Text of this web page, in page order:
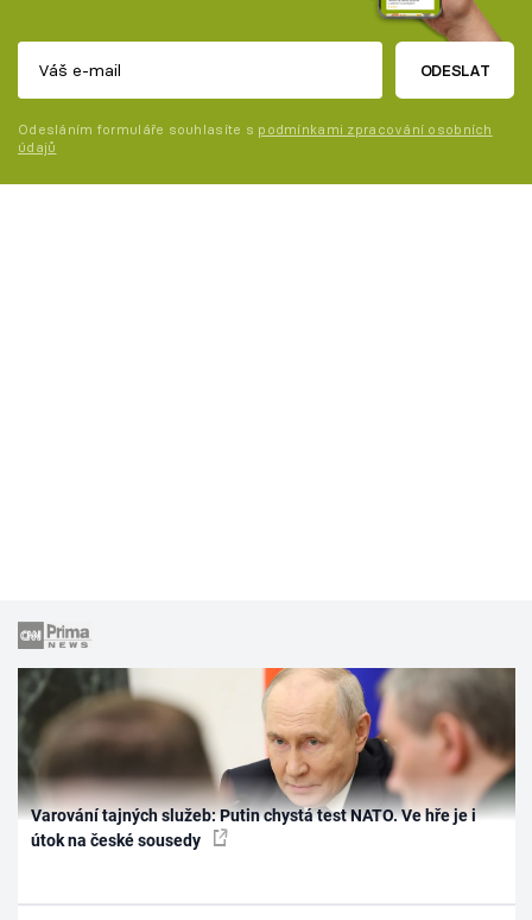
ODESLAT
Odesláním formuláře souhlasíte s podmínkami zpracování osobních
údajů
Varování tajných služeb: Putin chystá test NATO. Ve hře je i
útok na české sousedy